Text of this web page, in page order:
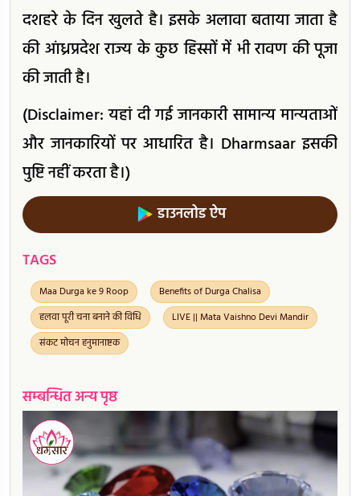
दशहरे के दिन खुलते है। इसके अलावा बताया जाता है
की आंध्रप्रदेश राज्य के कुछ हिस्सों में भी रावण की पूजा
की जाती है।
(Disclaimer: यहां दी गई जानकारी सामान्य मान्यताओं
और जानकारियों पर आधारित है। Dharmsaar इसकी
पुष्टि नहीं करता है।)
डाउनलोड ऐप
TAGS
Maa Durga ke 9 Roop
Benefits of Durga Chalisa
हलवा पूरी चना बनाने की विधि
LIVE || Mata Vaishno Devi Mandir
संकट मोचन हनुमानाष्टक
सम्बन्धित अन्य पृष्ठ